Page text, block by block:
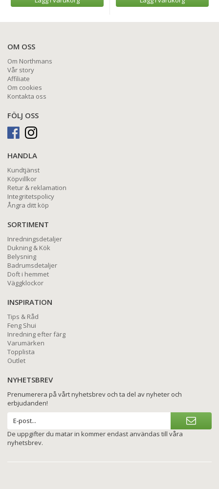
OM OSS
Om Northmans
Vår story
Affiliate
Om cookies
Kontakta oss
FÖLJ OSS
HANDLA
Kundtjänst
Köpvillkor
Retur & reklamation
Integritetspolicy
Ångra ditt köp
SORTIMENT
Inredningsdetaljer
Dukning & Kök
Belysning
Badrumsdetaljer
Doft i hemmet
Väggklockor
INSPIRATION
Tips & Råd
Feng Shui
Inredning efter färg
Varumärken
Topplista
Outlet
NYHETSBREV
Prenumerera på vårt nyhetsbrev och ta del av nyheter och
erbjudanden!
De uppgifter du matar in kommer endast användas till våra
nyhetsbrev.